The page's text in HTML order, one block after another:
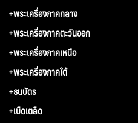
+พระเครื่องภาคกลาง
+พระเครื่องภาคตะวันออก
+พระเครื่องภาคเหนือ
+พระเครื่องภาคใต้
+ธนบัตร
+เบ็ดเตล็ด